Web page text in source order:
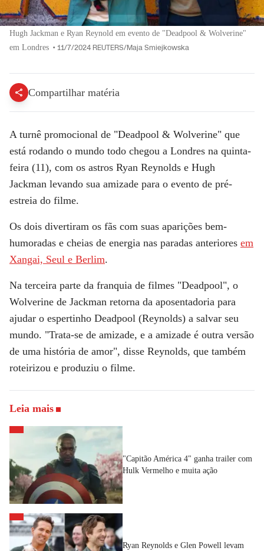
Hugh Jackman e Ryan Reynold em evento de "Deadpool & Wolverine"
em Londres •11/7/2024 REUTERS/Maja Smiejkowska
Compartilhar matéria
A turnê promocional de "Deadpool & Wolverine" que
está rodando o mundo todo chegou a Londres na quinta-
feira (11), com os astros Ryan Reynolds e Hugh
Jackman levando sua amizade para o evento de pré-
estreia do filme.
Os dois divertiram os fãs com suas aparições bem-
humoradas e cheias de energia nas paradas anteriores em
Xangai, Seul e Berlim.
Na terceira parte da franquia de filmes "Deadpool", o
Wolverine de Jackman retorna da aposentadoria para
ajudar o espertinho Deadpool (Reynolds) a salvar seu
mundo. "Trata-se de amizade, e a amizade é outra versão
de uma história de amor", disse Reynolds, que também
roteirizou e produziu o filme.
Leia mais
"Capitão América 4" ganha trailer com
Hulk Vermelho e muita ação
Ryan Reynolds e Glen Powell levam